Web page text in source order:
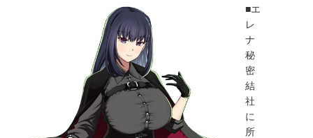
■エ
レ
ナ
秘
密
結
社
に
所